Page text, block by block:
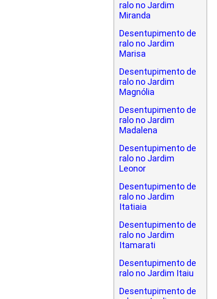
ralo no Jardim
Miranda
Desentupimento de
ralo no Jardim
Marisa
Desentupimento de
ralo no Jardim
Magnólia
Desentupimento de
ralo no Jardim
Madalena
Desentupimento de
ralo no Jardim
Leonor
Desentupimento de
ralo no Jardim
Itatiaia
Desentupimento de
ralo no Jardim
Itamarati
Desentupimento de
ralo no Jardim Itaiu
Desentupimento de